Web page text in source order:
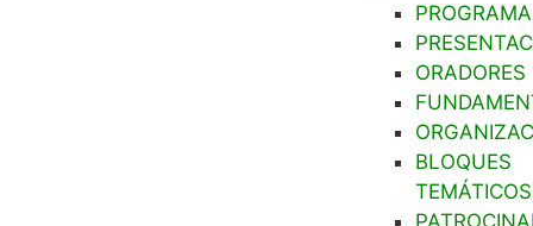
PROGRAMA
ORADORES
BLOQUES
TEMÁTICOS